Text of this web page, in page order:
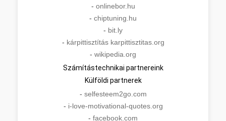
- onlinebor.hu
- chiptuning.hu
- bit.ly
- kárpittisztítás karpittisztitas.org
- wikipedia.org
Számítástechnikai partnereink
Külföldi partnerek
- selfesteem2go.com
- i-love-motivational-quotes.org
- facebook.com